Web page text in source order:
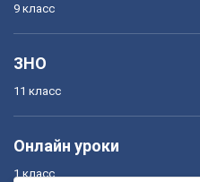
9 класс
ЗНО
11 класс
Онлайн уроки
1 класс